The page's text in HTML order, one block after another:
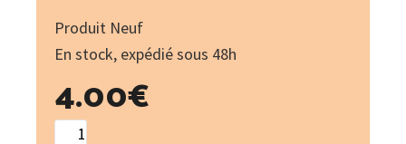
Produit Neuf
En stock, expédié sous 48h
4.00€
quantité